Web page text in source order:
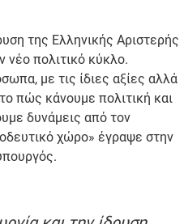
της Ελληνικής Αριστερής
νέο πολιτικό κύκλο.
με τις ίδιες αξίες αλλά
πώς κάνουμε πολιτική και
δυνάμεις από τον
χώρο» έγραψε στην